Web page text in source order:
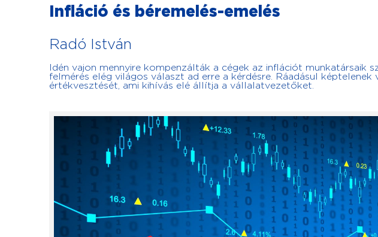
Infláció és béremelés-emelés
Radó István
Idén vajon mennyire kompenzálták a cégek az inflációt munkatársaik
felmérés elég világos választ ad erre a kérdésre. Ráadásul
értékvesztését, ami kihívás elé állítja a vállalatvezetőket.